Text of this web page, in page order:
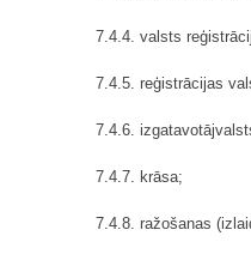
7.4.4. valsts
7.4.5. reģistrācijas
7.4.6.
7.4.7. krāsa;
7.4.8. ražošanas